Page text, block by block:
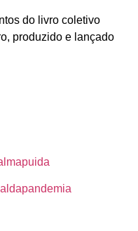
do livro coletivo
produzido e lançado